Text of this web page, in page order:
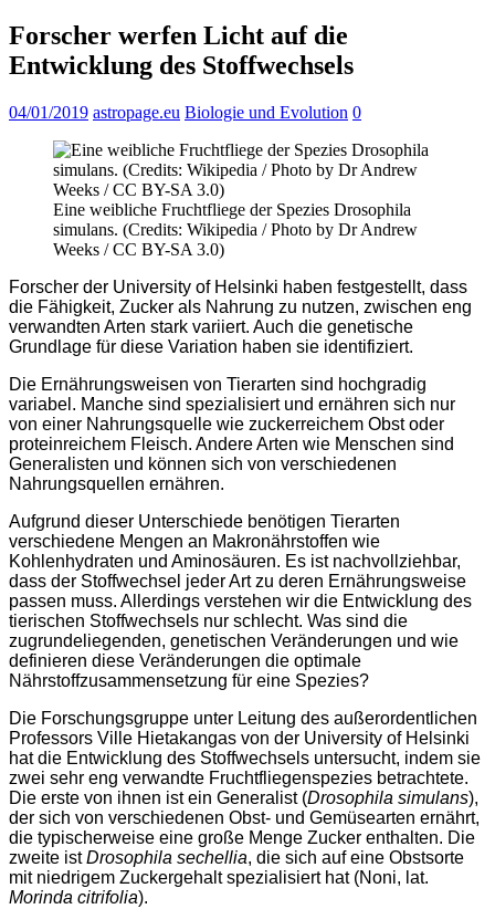
Forscher werfen Licht auf die
Entwicklung des Stoffwechsels
04/01/2019 astropage.eu Biologie und Evolution 0
Eine weibliche Fruchtfliege der Spezies Drosophila
simulans. (Credits: Wikipedia / Photo by Dr Andrew
Weeks / CC BY-SA 3.0)
Forscher der University of Helsinki haben festgestellt, dass
die Fähigkeit, Zucker als Nahrung zu nutzen, zwischen eng
verwandten Arten stark variiert. Auch die genetische
Grundlage für diese Variation haben sie identifiziert.
Die Ernährungsweisen von Tierarten sind hochgradig
variabel. Manche sind spezialisiert und ernähren sich nur
von einer Nahrungsquelle wie zuckerreichem Obst oder
proteinreichem Fleisch. Andere Arten wie Menschen sind
Generalisten und können sich von verschiedenen
Nahrungsquellen ernähren.
Aufgrund dieser Unterschiede benötigen Tierarten
verschiedene Mengen an Makronährstoffen wie
Kohlenhydraten und Aminosäuren. Es ist nachvollziehbar,
dass der Stoffwechsel jeder Art zu deren Ernährungsweise
passen muss. Allerdings verstehen wir die Entwicklung des
tierischen Stoffwechsels nur schlecht. Was sind die
zugrundeliegenden, genetischen Veränderungen und wie
definieren diese Veränderungen die optimale
Nährstoffzusammensetzung für eine Spezies?
Die Forschungsgruppe unter Leitung des außerordentlichen
Professors Ville Hietakangas von der University of Helsinki
hat die Entwicklung des Stoffwechsels untersucht, indem sie
zwei sehr eng verwandte Fruchtfliegenspezies betrachtete.
Die erste von ihnen ist ein Generalist (Drosophila simulans),
der sich von verschiedenen Obst- und Gemüsearten ernährt,
die typischerweise eine große Menge Zucker enthalten. Die
zweite istDrosophila sechellia, die sich auf eine Obstsorte
mit niedrigem Zuckergehalt spezialisiert hat (Noni, lat.
Morinda citrifolia).